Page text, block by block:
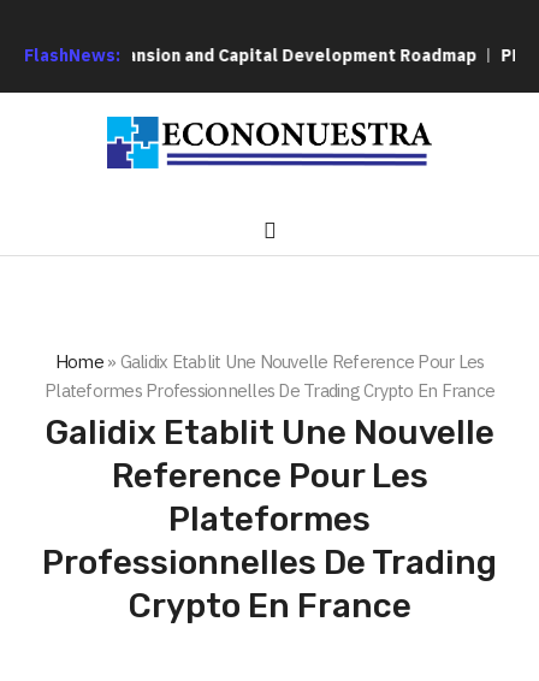
FlashNews:
Expansion and Capital Development Roadmap PFI
Home» Galidix Etablit Une Nouvelle Reference Pour Les
Plateformes Professionnelles De Trading Crypto En France
Galidix Etablit Une Nouvelle
Reference Pour Les
Plateformes
Professionnelles De Trading
Crypto En France